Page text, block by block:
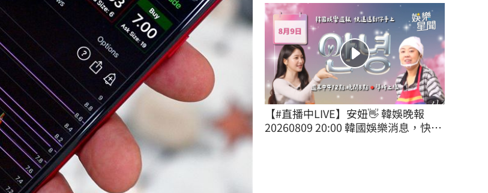
【#直播中LIVE】安妞👋 韓娛晚報
20260809 20:00 韓國娛樂消息，快速